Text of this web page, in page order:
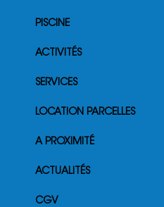
PISCINE
ACTIVITÉS
SERVICES
LOCATION PARCELLES
A PROXIMITÉ
ACTUALITÉS
CGV